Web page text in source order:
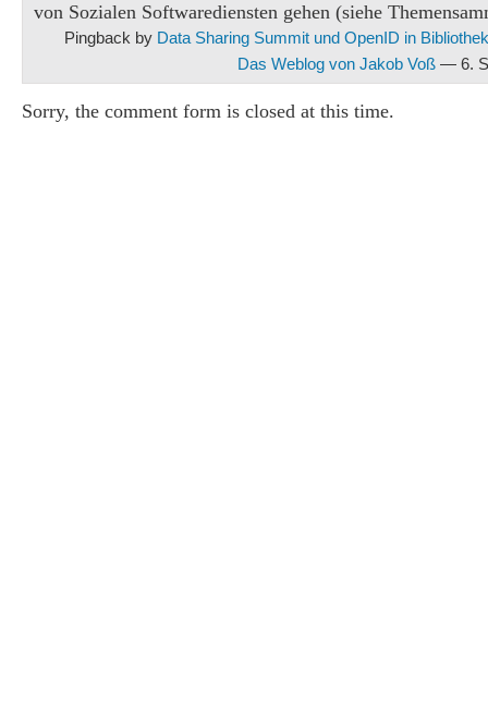
von Sozialen Softwarediensten gehen (siehe
Pingback by Data Sharing Summit und OpenID in
Das Weblog von Jakob Voß — 6.
Sorry, the comment form is closed at this time.